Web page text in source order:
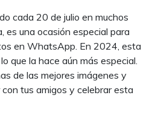
cada 20 de julio en muchos
es una ocasión especial para
en WhatsApp. En 2024, esta
que la hace aún más especial.
de las mejores imágenes y
tus amigos y celebrar esta